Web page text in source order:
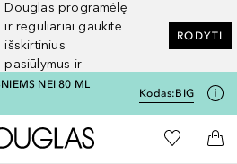
Douglas programėlę
ir reguliariai gaukite
išskirtinius
pasiūlymus ir
nuolaidas
RODYTI
NEI 80 ML
Kodas:BIG
Į Douglas pagrindinį
Į mano
Į